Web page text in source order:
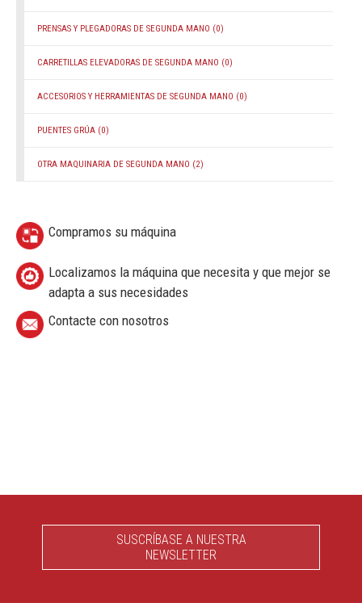
PRENSAS Y PLEGADORAS DE SEGUNDA MANO (0)
CARRETILLAS ELEVADORAS DE SEGUNDA MANO (0)
ACCESORIOS Y HERRAMIENTAS DE SEGUNDA MANO (0)
PUENTES GRÚA (0)
OTRA MAQUINARIA DE SEGUNDA MANO (2)
Compramos su máquina
Localizamos la máquina que necesita y que mejor se
adapta a sus necesidades
Contacte con nosotros
SUSCRÍBASE A NUESTRA
NEWSLETTER